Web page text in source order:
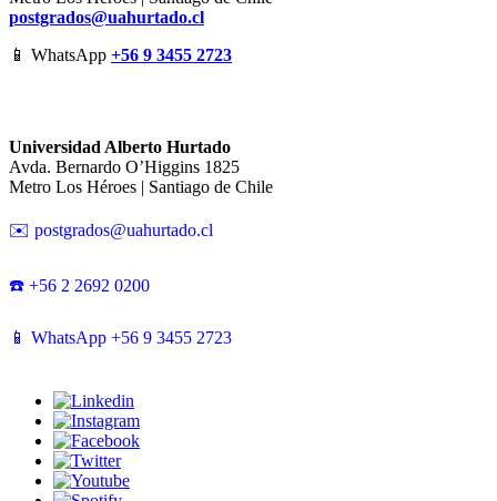
postgrados@uahurtado.cl
📱 WhatsApp +56 9 3455 2723
Universidad Alberto Hurtado
Avda. Bernardo O’Higgins 1825
Metro Los Héroes | Santiago de Chile
✉️ postgrados@uahurtado.cl
☎️ +56 2 2692 0200
📱 WhatsApp +56 9 3455 2723